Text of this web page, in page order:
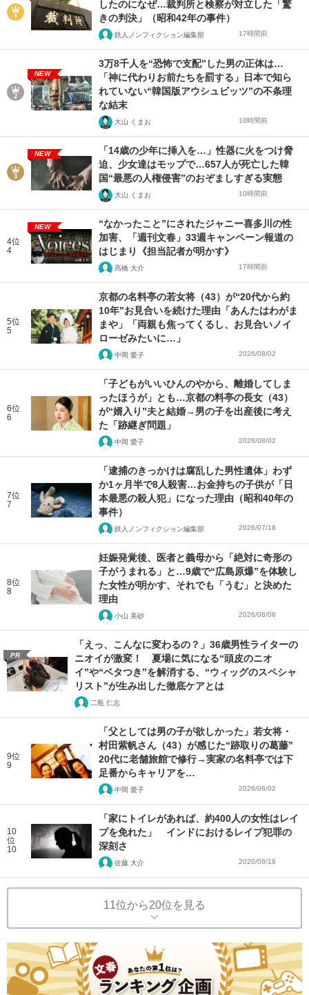
したのになぜ…裁判所と検察が対立した「驚
きの判決」（昭和42年の事件）
鉄人ノンフィクション編集部 17時間前
NEW
3万8千人を“恐怖で支配”した男の正体は…
「神に代わりお前たちを罰する」日本で知ら
れていない“韓国版アウシュビッツ”の不条理
な結末
大山 くまお 10時間前
NEW
「14歳の少年に挿入を…」性器に火をつけ脅
迫、少女達はモップで…657人が死亡した韓
国“最悪の人権侵害”のおぞましすぎる実態
大山 くまお 10時間前
4位
4
NEW
“なかったこと”にされたジャニー喜多川の性
加害、「週刊文春」33週キャンペーン報道の
はじまり《担当記者が明かす》
髙橋 大介 17時間前
5位
5
京都の名料亭の若女将（43）が“20代から約
10年”お見合いを続けた理由「あんたはわがま
まや」「両親も焦ってくるし、お見合いノイ
ローゼみたいに…」
中岡 愛子 2026/08/02
6位
6
「子どもがいいひんのやから、離婚してしま
ったほうが」とも…京都の料亭の長女（43）
が“婿入り”夫と結婚→男の子を出産後に考え
た「跡継ぎ問題」
中岡 愛子 2026/08/02
7位
7
「逮捕のきっかけは腐乱した男性遺体」わず
か1ヶ月半で8人殺害…お金持ちの子供が「日
本最悪の殺人犯」になった理由（昭和40年の
事件）
鉄人ノンフィクション編集部 2026/07/18
8位
8
妊娠発覚後、医者と義母から「絶対に奇形の
子がうまれる」と…9歳で“広島原爆”を体験し
た女性が明かす、それでも「うむ」と決めた
理由
小山 美砂 2026/08/06
PR
「えっ、こんなに変わるの？」36歳男性ライターの
ニオイが激変！ 夏場に気になる“頭皮のニオ
イ”や“ベタつき”を解消する、“ウィッグのスペシャ
リスト”が生み出した徹底ケアとは
二瓶 仁志
9位
9
「父としては男の子が欲しかった」若女将・
村田紫帆さん（43）が感じた“跡取りの葛藤”
20代に老舗旅館で修行→実家の名料亭では下
足番からキャリアを…
中岡 愛子 2026/08/02
10
位
10
「家にトイレがあれば、約400人の女性はレイ
プを免れた」 インドにおけるレイプ犯罪の
深刻さ
佐藤 大介 2020/08/18
11位から20位を見る